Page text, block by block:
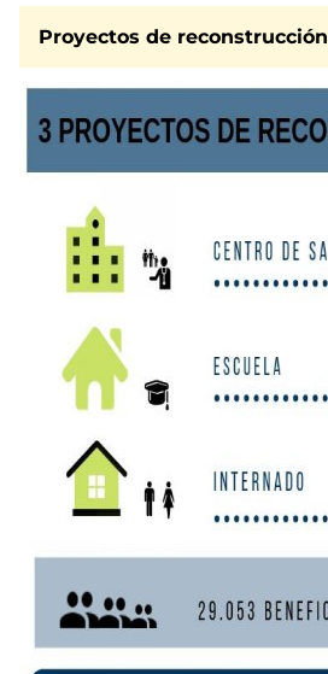
Proyectos de reconstrucción